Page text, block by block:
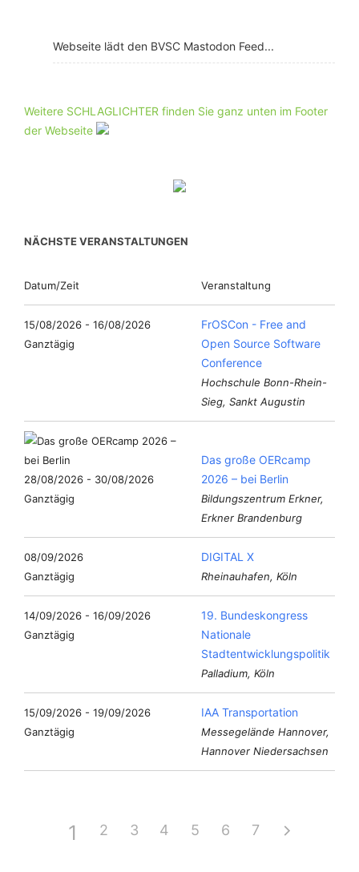
Webseite lädt den BVSC Mastodon Feed...
Weitere SCHLAGLICHTER finden Sie ganz unten im Footer
der Webseite
NÄCHSTE VERANSTALTUNGEN
Datum/Zeit Veranstaltung
15/08/2026 - 16/08/2026
Ganztägig
FrOSCon - Free and
Open Source Software
Conference
Hochschule Bonn-Rhein-
Sieg, Sankt Augustin
28/08/2026 - 30/08/2026
Ganztägig
Das große OERcamp
2026 – bei Berlin
Bildungszentrum Erkner,
Erkner Brandenburg
08/09/2026
Ganztägig
DIGITAL X
Rheinauhafen, Köln
14/09/2026 - 16/09/2026
Ganztägig
19. Bundeskongress
Nationale
Stadtentwicklungspolitik
Palladium, Köln
15/09/2026 - 19/09/2026
Ganztägig
IAA Transportation
Messegelände Hannover,
Hannover Niedersachsen
1 2 3 4 5 6 7